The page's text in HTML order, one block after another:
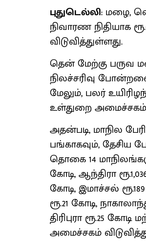
புதுடெல்லி: மழை,
நிவாரண நிதியாக
விடுவித்துள்ளது.
தென் மேற்கு பருவ
நிலச்சரிவு
மேலும், பலர்
உள்துறை அமைச்சகம்
அதன்படி, மாநில
பங்காகவும், தேசிய
தொகை 14
கோடி, ஆந்திரா
கோடி, இமாச்சல்
ரூ.21 கோடி,
திரிபுரா ரூ.25
அமைச்சகம்